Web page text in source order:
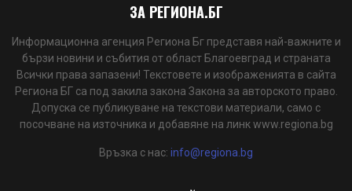
ЗА РЕГИОНА.БГ
Информационна агенция Региона Бг представя най-важните и
бързи новини и събития от област Благоевград и страната
Всички права запазени! Текстовете и изображенията в сайта
Региона БГ са под закила закона Закона за авторското право.
Допуска се публикуване на текстови материали, само с
посочване на източника и добавяне на линк www.regiona.bg
Връзка с нас: info@regiona.bg